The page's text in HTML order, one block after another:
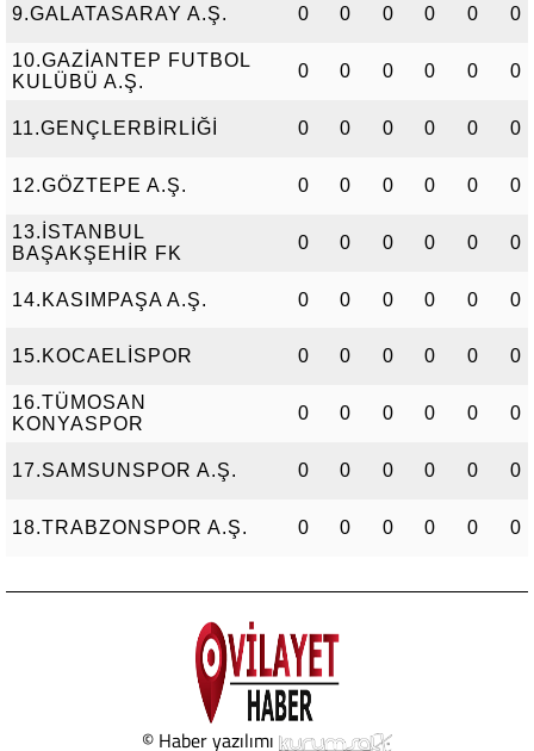
9.GALATASARAY A.Ş. 0 0 0 0 0 0
10.GAZİANTEP FUTBOL
KULÜBÜ A.Ş.
0 0 0 0 0 0
11.GENÇLERBİRLİĞİ 0 0 0 0 0 0
12.GÖZTEPE A.Ş. 0 0 0 0 0 0
13.İSTANBUL
BAŞAKŞEHİR FK
0 0 0 0 0 0
14.KASIMPAŞA A.Ş. 0 0 0 0 0 0
15.KOCAELİSPOR 0 0 0 0 0 0
16.TÜMOSAN
KONYASPOR
0 0 0 0 0 0
17.SAMSUNSPOR A.Ş. 0 0 0 0 0 0
18.TRABZONSPOR A.Ş. 0 0 0 0 0 0
© Haber yazılımı